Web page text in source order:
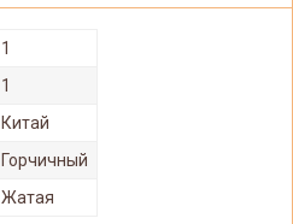
1
1
Китай
Горчичный
Жатая